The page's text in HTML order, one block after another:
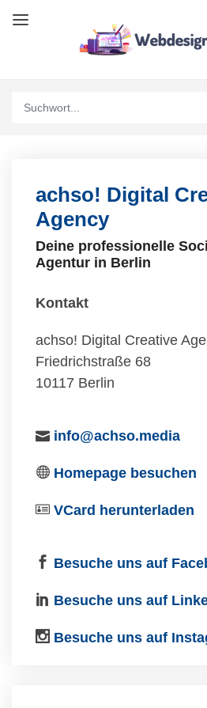
achso! Digital
Agency
Deine professionelle
Agentur in Berlin
Kontakt
achso! Digital Creative
Friedrichstraße 68
10117 Berlin
info@achso.media
Homepage besuchen
VCard herunterladen
Besuche uns auf
Besuche uns auf
Besuche uns auf